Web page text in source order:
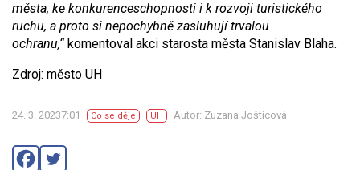
města, ke konkurenceschopnosti i k rozvoji turistického
ruchu, a proto si nepochybně zasluhují trvalou
ochranu,“komentoval akci starosta města Stanislav Blaha.
Zdroj: město UH
24. 3. 20237:01 Co se děje UH Autor: Zuzana Jošticová